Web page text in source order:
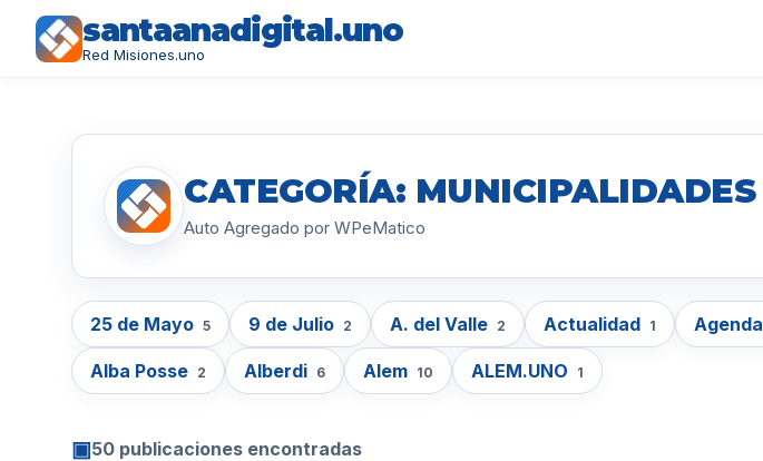
santaanadigital.uno
Red Misiones.uno
CATEGORÍA: MUNICIPALIDADES
Auto Agregado por WPeMatico
25 de Mayo 5 9 de Julio 2 A. del Valle 2 Actualidad 1 Agenda
Alba Posse 2 Alberdi 6 Alem 10 ALEM.UNO 1
▣50 publicaciones encontradas